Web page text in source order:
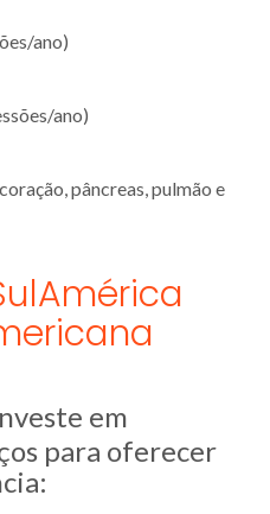
ano)
ano)
pâncreas, pulmão e
em
para oferecer